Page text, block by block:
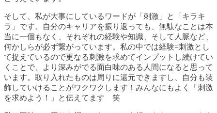
そして、私が大事にしているワードが「刺激」と「キラキ
ラ」です。自分のキャリアを振り返っても、無駄なことは本
当に一個もなく、それぞれの経験や知識、そして人脈など
何かしらが必ず繋がってい ます。私の中では経験=刺激とし
て捉えているので更なる刺激を求めてインプットし続けてい
くことで、より深みがでる面白味のある人間になると思って
います。取り入れたものは周りに還元できますし、
自分も装
飾していけることがワクワクします！みんなにもよく「刺激
を求めよう！」と伝えてます 笑